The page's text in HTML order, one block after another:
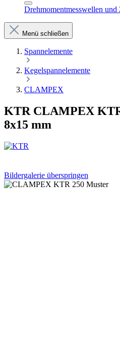
Drehmomentmesswellen und
Menü schließen
Spannelemente
Kegelspannelemente
CLAMPEX
KTR CLAMPEX
8x15 mm
Bildergalerie überspringen